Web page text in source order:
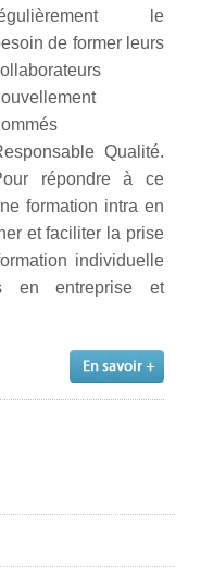
le
de former leurs
Qualité.
répondre à ce
formation intra en
et faciliter la prise
individuelle
en entreprise et